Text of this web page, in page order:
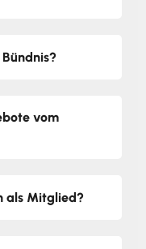
vom
als Mitglied?